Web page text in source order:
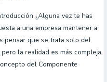
¿Alguna vez te has
a una empresa mantener a
pensar que se trata solo del
la realidad es más compleja.
del Componente